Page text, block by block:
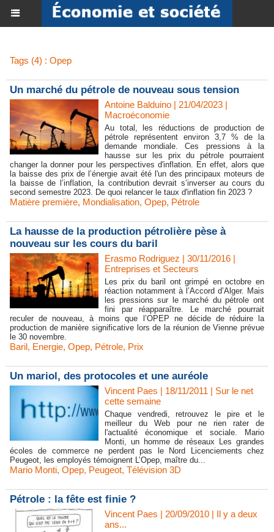
Tags (4) : Opep
​Un marché du pétrole de nouveau sous tension
Antoine Balduino | 21/04/2023 |
Macroéconomie
Au total, les réductions de production de
pétrole représentent environ 3,7 % de la
demande mondiale. Ces pressions à la
hausse sur les prix du pétrole pourraient
changer la donner pour les perspectives d'inflation. En effet, alors que
la baisse des prix de l’énergie avait été l'un des principaux moteurs de
la baisse de l’inflation, la contribution devrait s’inverser au cours du
second semestre 2023. De quoi relancer le taux d'inflation fin 2023 ?
Matière première, Mondialisation, Opep, Pétrole
La hausse de la production pétrolière pèse à
nouveau sur les cours du baril
Erasmo Rodriguez | 30/11/2016 |
Entreprises et Secteurs
Les prix du baril ont grimpé en octobre en
réaction notamment à l’Accord d’Alger. Mais
les pressions sur le marché du pétrole ont
fini par réapparaître. Le marché pourrait
reculer de nouveau, à moins que l’OPEP ne décide de réduire la
production de manière significative lors de la réunion de Vienne prévue
le 30 novembre.
Baril, Energie, Opep, Pétrole, Prix
Un mariol, des protocoles et une auréole
Vincent Paes | 18/11/2011 | Sur le net
cette semaine
Chaque vendredi, retrouvez le pire et le
meilleur du Web pour ne rien rater de
l'actualité économique et sociale. Mario
Monti, un homme de réseaux Les grandes
écoles de commerce ne perdent pas le Nord Licenciements chez
Peugeot, les employés témoignent L’Opep, maître du...
Mario Monti, Opep, Peugeot, Télévision 3D
Pétrole : la fête est finie ?
Vincent Paes | 20/09/2010 | Il y a deux
ans...